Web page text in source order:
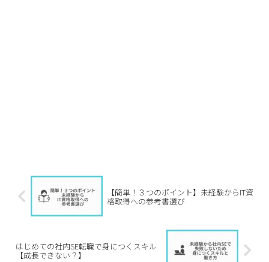
【簡単！３つのポイント】未経験からIT資
格取得への参考書選び
はじめての社内SE転職で身につくスキル
【成長できない？】